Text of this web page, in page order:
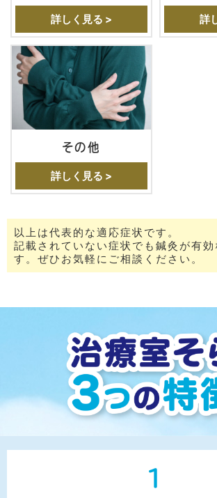
詳しく見る > 詳
その他
詳しく見る >
以上は代表的な適応症状です。
記載されていない症状でも鍼灸が有効
す。ぜひお気軽にご相談ください。
1